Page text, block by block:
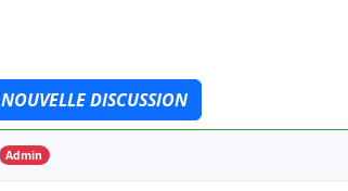
NOUVELLE DISCUSSION
Admin